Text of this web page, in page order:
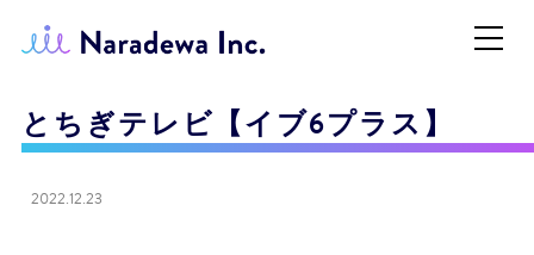
とちぎテレビ【イブ6プラス】
2022.12.23